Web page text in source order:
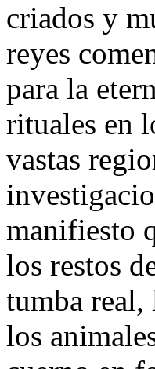
criados y
reyes
para la
rituales en
vastas
manifiesto
los restos
tumba real,
los